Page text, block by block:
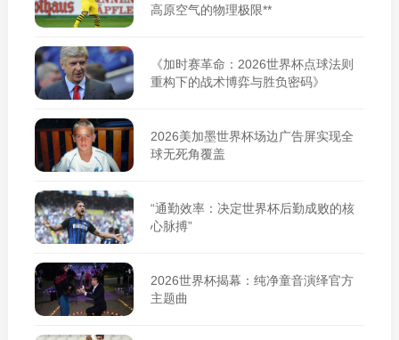
高原空气的物理极限**
《加时赛革命：2026世界杯点球法则
重构下的战术博弈与胜负密码》
2026美加墨世界杯场边广告屏实现全
球无死角覆盖
“通勤效率：决定世界杯后勤成败的核
心脉搏”
2026世界杯揭幕：纯净童音演绎官方
主题曲